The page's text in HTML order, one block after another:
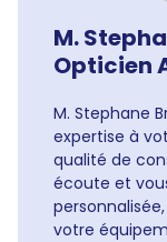
M.
Opticien
M. Stephane
expertise à
qualité de
écoute et
votre